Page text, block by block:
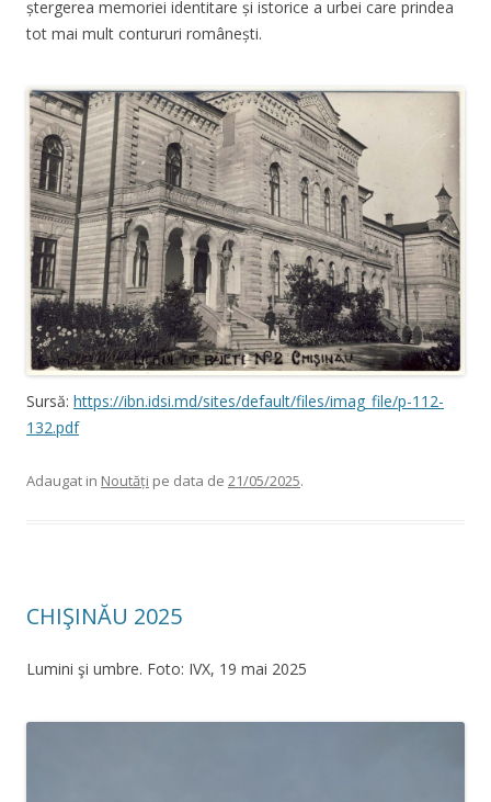
ștergerea memoriei identitare și istorice a urbei care prindea
tot mai mult contururi românești.
Sursă: https://ibn.idsi.md/sites/default/files/imag_file/p-112-
132.pdf
Adaugat in Noutăți pe data de 21/05/2025.
CHIŞINĂU 2025
Lumini şi umbre. Foto: IVX, 19 mai 2025